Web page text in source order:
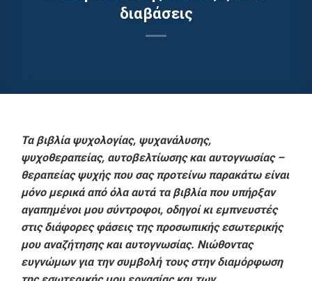
διαβάσεις
Τα βιβλία ψυχολογίας, ψυχανάλυσης,
ψυχοθεραπείας, αυτοβελτίωσης και αυτογνωσίας –
θεραπείας ψυχής που σας προτείνω παρακάτω είναι
μόνο μερικά από όλα αυτά τα βιβλία που υπήρξαν
αγαπημένοι μου σύντροφοι, οδηγοί κι εμπνευστές
στις διάφορες φάσεις της προσωπικής εσωτερικής
μου αναζήτησης και αυτογνωσίας. Νιώθοντας
ευγνώμων για την συμβολή τους στην διαμόρφωση